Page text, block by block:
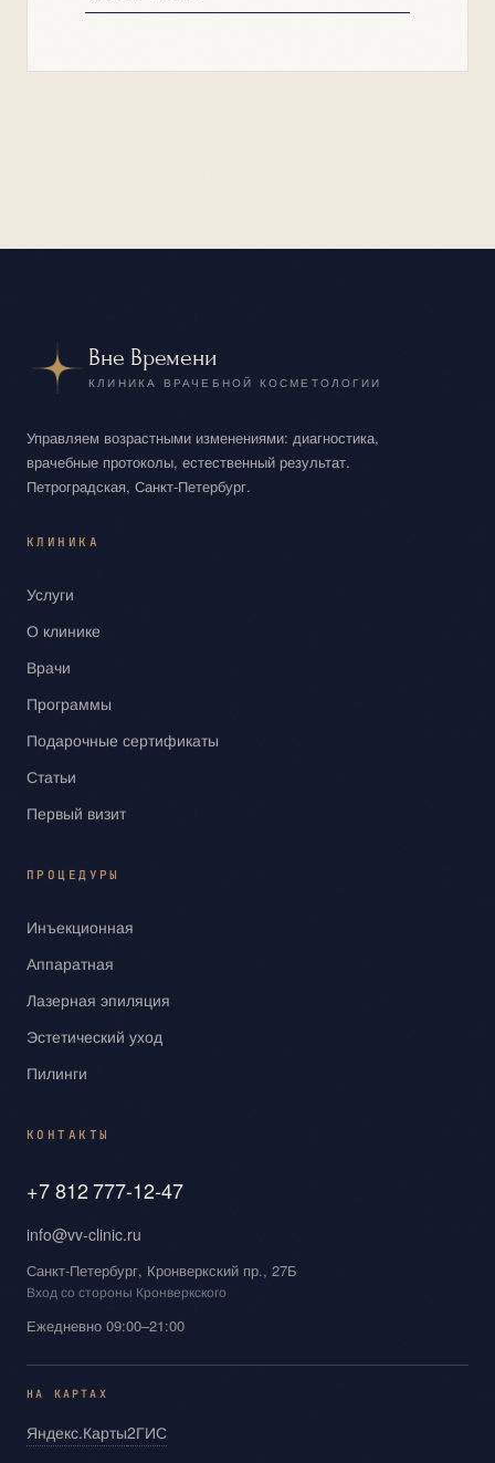
Вне Времени
КЛИНИКА ВРАЧЕБНОЙ КОСМЕТОЛОГИИ
Управляем возрастными изменениями: диагностика,
врачебные протоколы, естественный результат.
Петроградская, Санкт‑Петербург.
КЛИНИКА
Услуги
О клинике
Врачи
Программы
Подарочные сертификаты
Статьи
Первый визит
ПРОЦЕДУРЫ
Инъекционная
Аппаратная
Лазерная эпиляция
Эстетический уход
Пилинги
КОНТАКТЫ
+7 812 777-12-47
info@vv-clinic.ru
Санкт-Петербург, Кронверкский пр., 27Б
Вход со стороны Кронверкского
Ежедневно 09:00–21:00
НА КАРТАХ
Яндекс.Карты2ГИС